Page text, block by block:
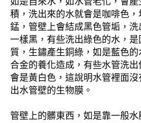
積，洗出來的水就會是咖啡色
錳，管壁上會結成黑色管垢，
一樣黑，有些洗出綠色的水，
質，生鏽產生銅綠，如是藍色
合金的養化造成，有些水管洗
會是黃白色，這說明水管裡面
出水管壁的生物膜。
管壁上的髒東西，如是靠一般